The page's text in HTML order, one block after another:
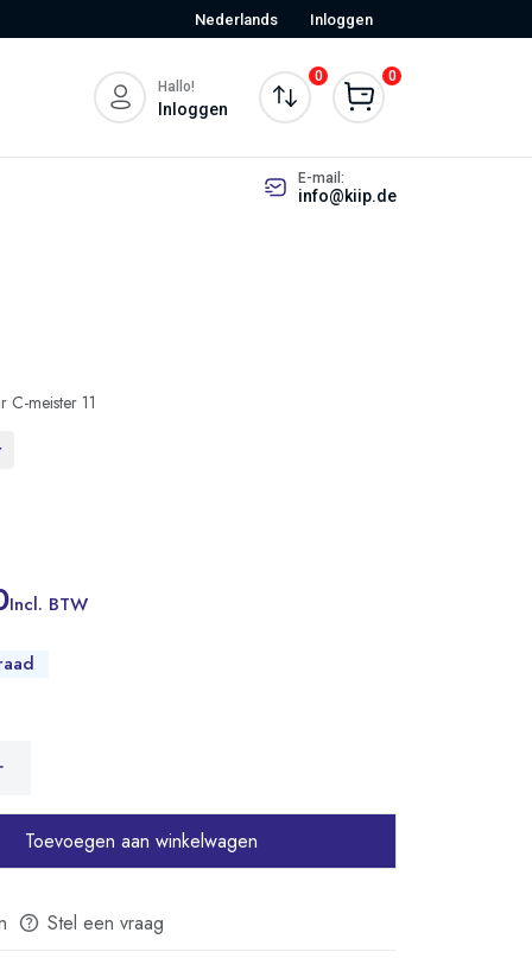
Nederlands Inloggen
Hallo!
Inloggen
0 0
E-mail:
info@kiip.de
C-meister 11
Incl. BTW
Toevoegen aan winkelwagen
Stel een vraag